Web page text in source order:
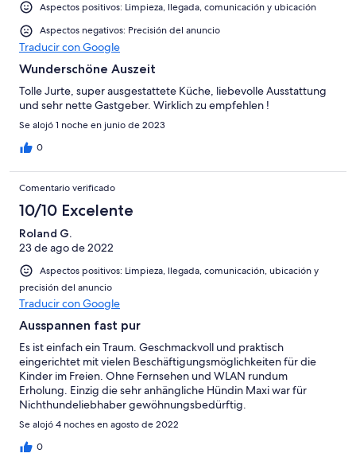
Aspectos positivos: Limpieza, llegada, comunicación y ubicación
Aspectos negativos: Precisión del anuncio
Traducir con Google
Wunderschöne Auszeit
Tolle Jurte, super ausgestattete Küche, liebevolle Ausstattung
und sehr nette Gastgeber. Wirklich zu empfehlen !
Se alojó 1 noche en junio de 2023
0
Comentario verificado
10/10 Excelente
Roland G.
23 de ago de 2022
Aspectos positivos: Limpieza, llegada, comunicación, ubicación y
precisión del anuncio
Traducir con Google
Ausspannen fast pur
Es ist einfach ein Traum. Geschmackvoll und praktisch
eingerichtet mit vielen Beschäftigungsmöglichkeiten für die
Kinder im Freien. Ohne Fernsehen und WLAN rundum
Erholung. Einzig die sehr anhängliche Hündin Maxi war für
Nichthundeliebhaber gewöhnungsbedürftig.
Se alojó 4 noches en agosto de 2022
0